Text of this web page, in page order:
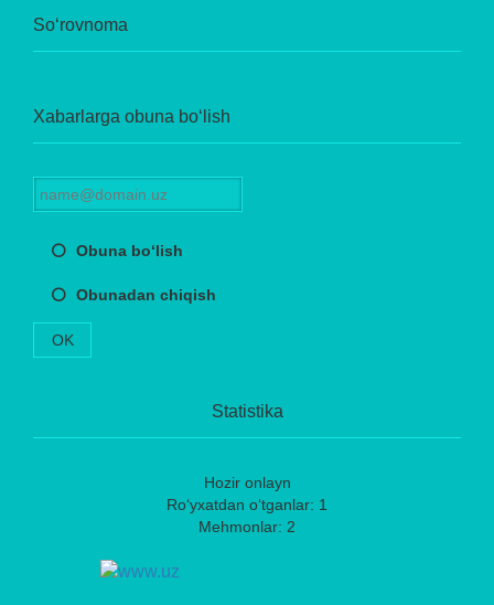
So‘rovnoma
Xabarlarga obuna bo‘lish
Obuna bo‘lish
Obunadan chiqish
OK
Statistika
Hozir onlayn
Ro‘yxatdan o‘tganlar: 1
Mehmonlar: 2